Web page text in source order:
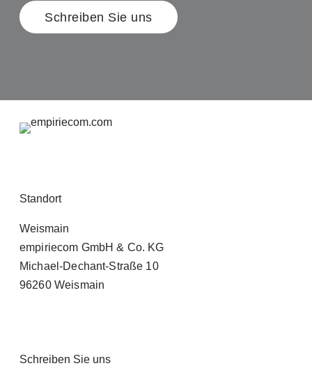
Schreiben Sie uns
Standort
Weismain
empiriecom GmbH & Co. KG
Michael-Dechant-Straße 10
96260 Weismain
Schreiben Sie uns